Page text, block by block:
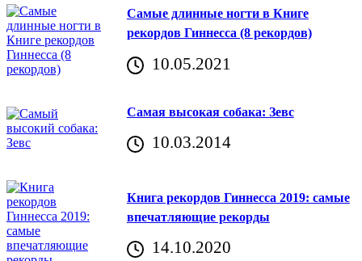
Самые длинные ногти в Книге
рекордов Гиннесса (8 рекордов)
10.05.2021
Самая высокая собака: Зевс
10.03.2014
Книга рекордов Гиннесса 2019: самые
впечатляющие рекорды
14.10.2020